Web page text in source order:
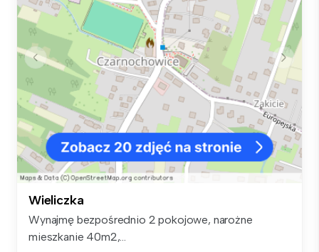
Wieliczka
Wynajmę bezpośrednio 2 pokojowe, narożne
mieszkanie 40m2,...